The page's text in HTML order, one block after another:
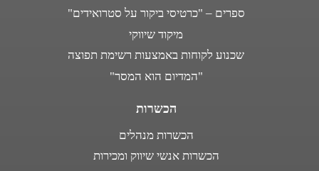
ספרים – "כרטיסי ביקור על סטרואידים"
מיקוד שיווקי
שכנוע לקוחות באמצעות רשימת תפוצה
"המדיום הוא המסר"
הכשרות
הכשרות מנהלים
הכשרות אנשי שיווק ומכירות